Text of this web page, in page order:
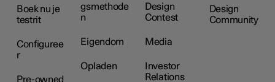
Boek nu je
testrit
Configuree
r
Pre-owned
gsmethode
n
Eigendom
Opladen
Design
Contest
Media
Investor
Relations
Design
Community